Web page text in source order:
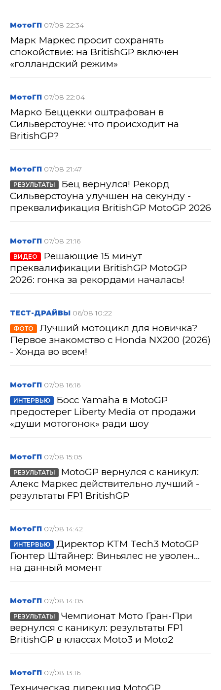
МотоГП 07/08 22:34
Марк Маркес просит сохранять
спокойствие: на BritishGP включен
«голландский режим»
МотоГП 07/08 22:04
Марко Беццекки оштрафован в
Сильверстоуне: что происходит на
BritishGP?
МотоГП 07/08 21:47
РЕЗУЛЬТАТЫ
Бец вернулся! Рекорд
Сильверстоуна улучшен на секунду -
преквалификация BritishGP MotoGP 2026
МотоГП 07/08 21:16
ВИДЕО
Решающие 15 минут
преквалификации BritishGP MotoGP
2026: гонка за рекордами началась!
ТЕСТ-ДРАЙВЫ 06/08 10:22
ФОТО
Лучший мотоцикл для новичка?
Первое знакомство с Honda NX200 (2026)
- Хонда во всем!
МотоГП 07/08 16:16
ИНТЕРВЬЮ
Босс Yamaha в MotoGP
предостерег Liberty Media от продажи
«души мотогонок» ради шоу
МотоГП 07/08 15:05
РЕЗУЛЬТАТЫ
MotoGP вернулся с каникул:
Алекс Маркес действительно лучший -
результаты FP1 BritishGP
МотоГП 07/08 14:42
ИНТЕРВЬЮ
Директор KTM Tech3 MotoGP
Гюнтер Штайнер: Виньялес не уволен...
на данный момент
МотоГП 07/08 14:05
РЕЗУЛЬТАТЫ
Чемпионат Мото Гран-При
вернулся с каникул: результаты FP1
BritishGP в классах Moto3 и Moto2
МотоГП 07/08 13:16